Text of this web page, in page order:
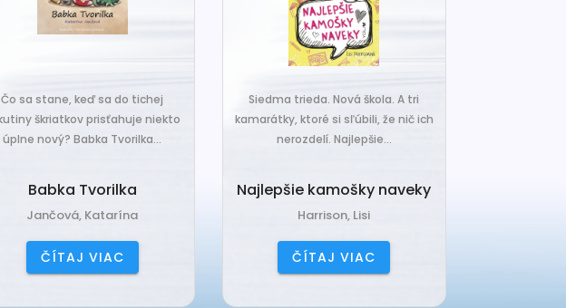
Čo sa stane, keď sa do tichej
škriatkov prisťahuje niekto
úplne nový? Babka Tvorilka...
Babka Tvorilka
Jančová, Katarína
ČÍTAJ VIAC
Siedma trieda. Nová škola. A tri
kamarátky, ktoré si sľúbili, že nič ich
nerozdelí. Najlepšie...
Najlepšie kamošky naveky
Harrison, Lisi
ČÍTAJ VIAC